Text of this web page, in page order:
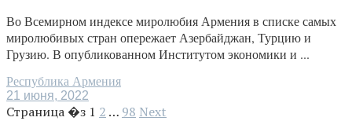
Во Всемирном индексе миролюбия Армения в списке самых
миролюбивых стран опережает Азербайджан, Турцию и
Грузию. В опубликованном Институтом экономики и ...
Республика Армения
21 июня, 2022
Страница �з 1 2 … 98 Next